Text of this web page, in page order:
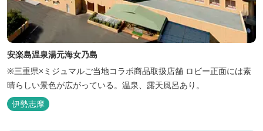
安楽島温泉湯元海女乃島
※三重県×ミジュマルご当地コラボ商品取扱店舗 ロビー正面には素
晴らしい景色が広がっている。温泉、露天風呂あり。
伊勢志摩